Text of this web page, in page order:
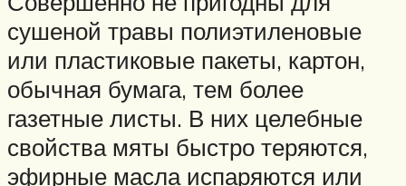
сушеной травы полиэтиленовые
или пластиковые пакеты, картон,
обычная бумага, тем более
газетные листы. В них целебные
свойства мяты быстро теряются,
эфирные масла испаряются или